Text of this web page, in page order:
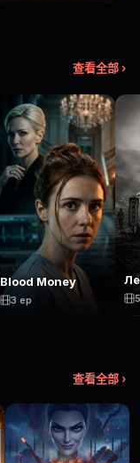
查看全部 ›
Blood Money
3 ep
查看全部 ›